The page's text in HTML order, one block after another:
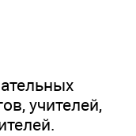
учителей,